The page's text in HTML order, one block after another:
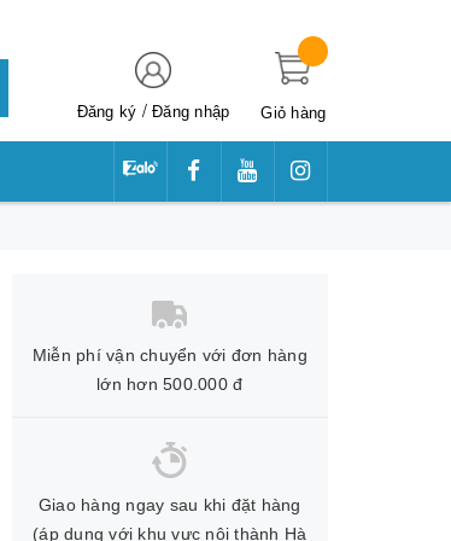
Đăng ký /Đăng nhập Giỏ hàng
Miễn phí vận chuyển với đơn hàng
lớn hơn 500.000 đ
Giao hàng ngay sau khi đặt hàng
(áp dụng với khu vực nội thành Hà